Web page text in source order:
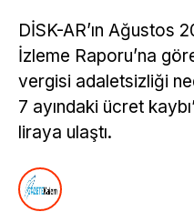
DİSK-AR’ın Ağustos
İzleme Raporu’na
vergisi adaletsizliği
7 ayındaki ücret
liraya ulaştı.